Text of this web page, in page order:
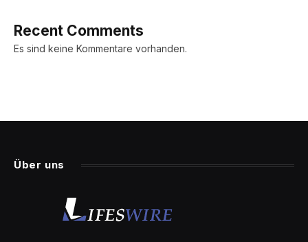
Recent Comments
Es sind keine Kommentare vorhanden.
Über uns